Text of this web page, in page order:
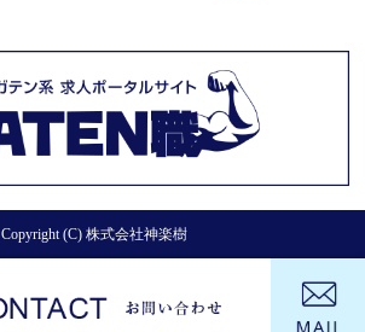
Copyright (C) 株式会社神楽樹